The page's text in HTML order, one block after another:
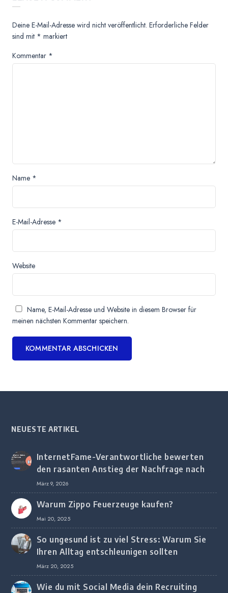
Deine E-Mail-Adresse wird nicht veröffentlicht. Erforderliche Felder
sind mit * markiert
Kommentar *
Name *
E-Mail-Adresse *
Website
Name, E-Mail-Adresse und Website in diesem Browser für
meinen nächsten Kommentar speichern.
NEUESTE ARTIKEL
InternetFame-Verantwortliche bewerten
den rasanten Anstieg der Nachfrage nach
digitalem Marketing bei deutschen
Unternehmen
März 9, 2026
Warum Zippo Feuerzeuge kaufen?
Mai 20, 2025
So ungesund ist zu viel Stress: Warum Sie
Ihren Alltag entschleunigen sollten
März 20, 2025
Wie du mit Social Media dein Recruiting